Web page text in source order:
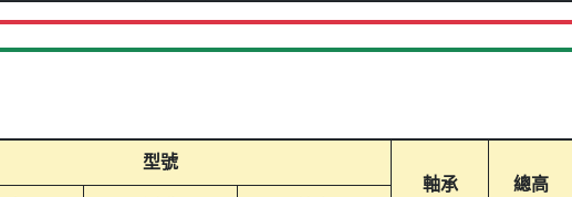
型號
軸承
總高